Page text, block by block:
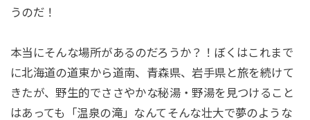
うのだ！
本当にそんな場所があるのだろうか？！ぼくはこれまで
に北海道の道東から道南、青森県、岩手県と旅を続けて
きたが、野生的でささやかな秘湯・野湯を見つけること
はあっても「温泉の滝」なんてそんな壮大で夢のような